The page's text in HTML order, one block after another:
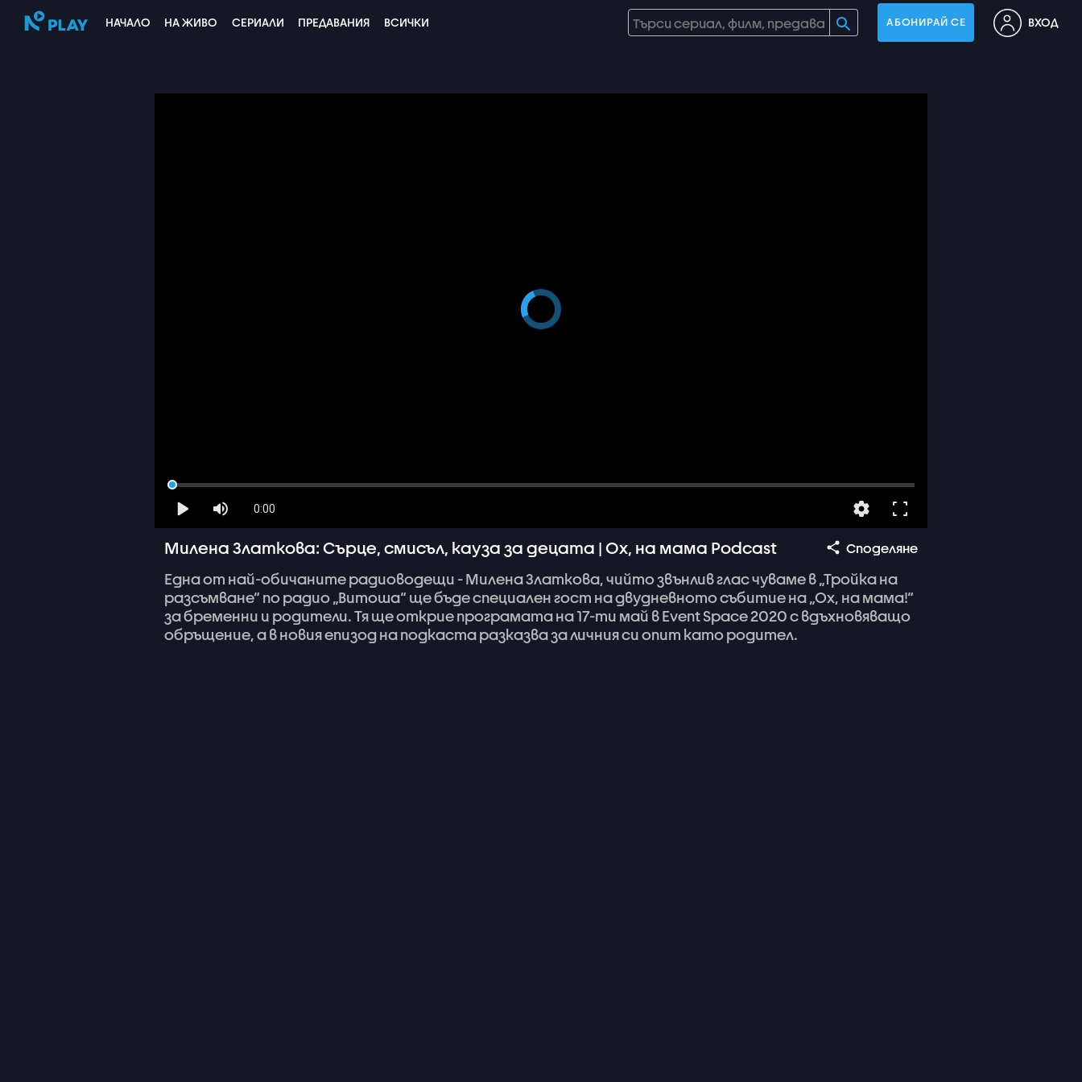
НАЧАЛО НА ЖИВО СЕРИАЛИ ПРЕДАВАНИЯ ВСИЧКИ АБОНИРАЙ СЕ ВХОД
0:00
Милена Златкова: Сърце, смисъл, кауза за децата | Ох, на мама Podcast Споделяне
Еднаот най-обичанитерадиоводещи -МиленаЗлаткова,чийтозвънливгласчувамев„Тройкана
разсъмване“ порадио„Витоша“ щебъдеспециаленгост надвудневнотосъбитиена„Ох, намама!“
забременни и родители.Тящеоткриепрограматана17-ти май вEventSpace2020свдъхновяващо
обръщение,авновияепизоднаподкастаразказвазаличниясиопит катородител.